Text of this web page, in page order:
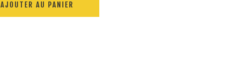
AJOUTER AU PANIER